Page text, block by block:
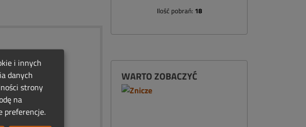
Ilość pobrań: 18
WARTO ZOBACZYĆ
i innych
danych
strony
na
preferencje.